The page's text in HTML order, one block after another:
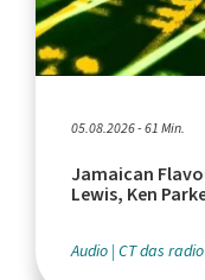
05.08.2026 - 61 Min.
Jamaican
Lewis, Ken
Audio CT das radio